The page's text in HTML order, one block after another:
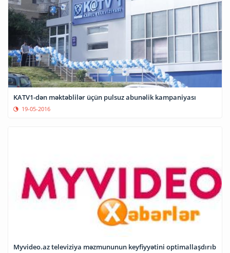
KATV1-dən məktəblilər üçün pulsuz abunəlik kampaniyası
19-05-2016
Myvideo.az televiziya məzmununun keyfiyyətini optimallaşdırıb